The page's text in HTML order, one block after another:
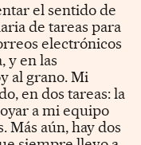
el sentido de
de tareas para
electrónicos
y en las
al grano. Mi
en dos tareas: la
a mi equipo
Más aún, hay dos